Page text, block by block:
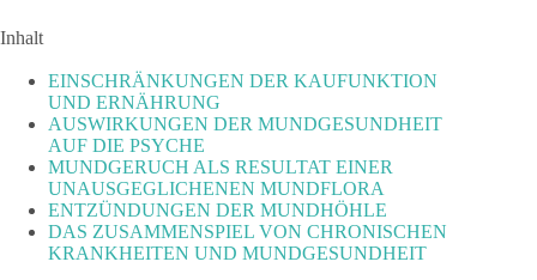
Inhalt
EINSCHRÄNKUNGEN DER KAUFUNKTION
UND ERNÄHRUNG
AUSWIRKUNGEN DER MUNDGESUNDHEIT
AUF DIE PSYCHE
MUNDGERUCH ALS RESULTAT EINER
UNAUSGEGLICHENEN MUNDFLORA
ENTZÜNDUNGEN DER MUNDHÖHLE
DAS ZUSAMMENSPIEL VON CHRONISCHEN
KRANKHEITEN UND MUNDGESUNDHEIT